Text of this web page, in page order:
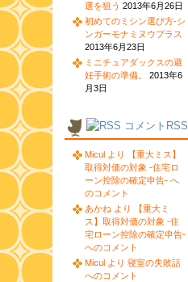
選を狙う 2013年6月26日
初めてのミシン選び方-シ
ンガーモナミヌウプラス
2013年6月23日
ミニチュアダックスの避
妊手術の準備。
2013年6
月3日
コメントRSS
Micul より 【重大ミス】
取得対価の対象 -住宅ロ
ーン控除の確定申告- へ
のコメント
あかね より 【重大ミ
ス】取得対価の対象 -住
宅ローン控除の確定申告-
へのコメント
Micul より 寝室の失敗話
へのコメント